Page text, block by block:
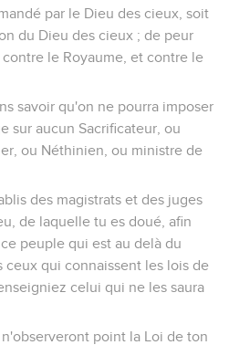
par le Dieu des cieux, soit
du Dieu des cieux ; de peur
le Royaume, et contre le
savoir qu'on ne pourra imposer
sur aucun Sacrificateur, ou
ou Néthinien, ou ministre de
des magistrats et des juges
de laquelle tu es doué, afin
peuple qui est au delà du
ceux qui connaissent les lois de
celui qui ne les saura
point la Loi de ton